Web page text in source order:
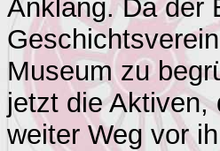
Anklang. Da der
Museum zu
jetzt die Aktiven,
weiter Weg vor